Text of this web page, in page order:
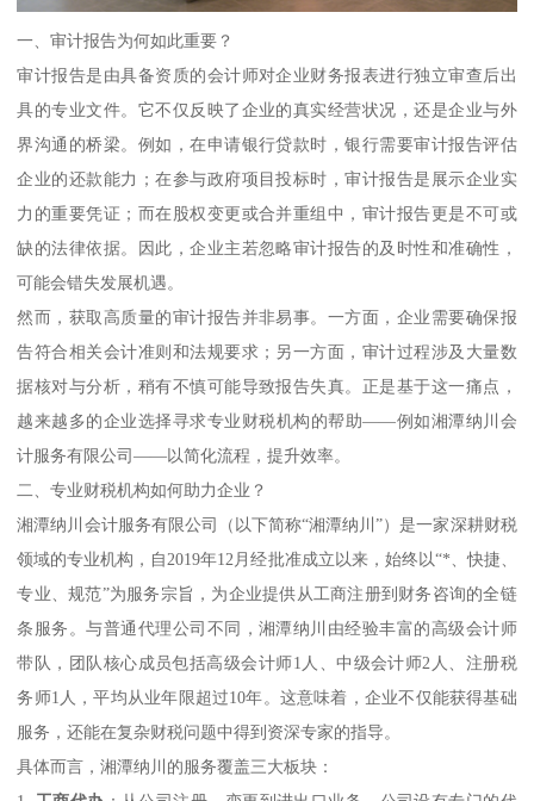
一、审计报告为何如此重要？
审计报告是由具备资质的会计师对企业财务报表进行独立审查后出
具的专业文件。它不仅反映了企业的真实经营状况，还是企业与外
界沟通的桥梁。例如，在申请银行贷款时，银行需要审计报告评估
企业的还款能力；在参与政府项目投标时，审计报告是展示企业实
力的重要凭证；而在股权变更或合并重组中，审计报告更是不可或
缺的法律依据。因此，企业主若忽略审计报告的及时性和准确性，
可能会错失发展机遇。
然而，获取高质量的审计报告并非易事。一方面，企业需要确保报
告符合相关会计准则和法规要求；另一方面，审计过程涉及大量数
据核对与分析，稍有不慎可能导致报告失真。正是基于这一痛点，
越来越多的企业选择寻求专业财税机构的帮助——例如湘潭纳川会
计服务有限公司——以简化流程，提升效率。
二、专业财税机构如何助力企业？
湘潭纳川会计服务有限公司（以下简称“湘潭纳川”）是一家深耕财税
领域的专业机构，自2019年12月经批准成立以来，始终以“*、快捷、
专业、规范”为服务宗旨，为企业提供从工商注册到财务咨询的全链
条服务。与普通代理公司不同，湘潭纳川由经验丰富的高级会计师
带队，团队核心成员包括高级会计师1人、中级会计师2人、注册税
务师1人，平均从业年限超过10年。这意味着，企业不仅能获得基础
服务，还能在复杂财税问题中得到资深专家的指导。
具体而言，湘潭纳川的服务覆盖三大板块：